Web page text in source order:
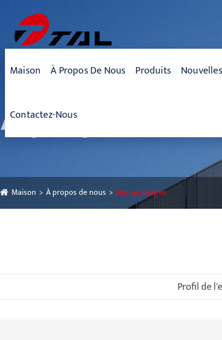
Maison À Propos De Nous Produits Nouvelles
Contactez-Nous
À propos de
Maison À propos de nous Nos avantages
Profil de